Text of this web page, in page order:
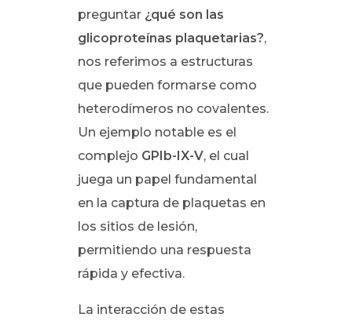
preguntar ¿qué son las
glicoproteínas plaquetarias?,
nos referimos a estructuras
que pueden formarse como
heterodímeros no covalentes.
Un ejemplo notable es el
complejo GPIb-IX-V, el cual
juega un papel fundamental
en la captura de plaquetas en
los sitios de lesión,
permitiendo una respuesta
rápida y efectiva.
La interacción de estas